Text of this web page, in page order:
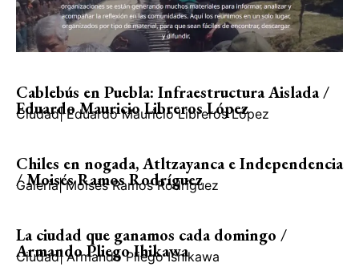
Cablebús en Puebla: Infraestructura Aislada /
Eduardo Mauricio Libreros López
Ciudad| Eduardo Mauricio Libreros López
Chiles en nogada, Atltzayanca e Independencia
/ Moisés Ramos Rodríguez
Galería| Moisés Ramos Rodríguez
La ciudad que ganamos cada domingo /
Armando Pliego Ihikawa
Ciudad| Armando Pliego Ishikawa